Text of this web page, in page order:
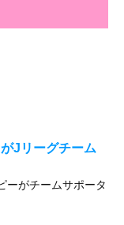
Jリーグチーム
ーがチームサポータ